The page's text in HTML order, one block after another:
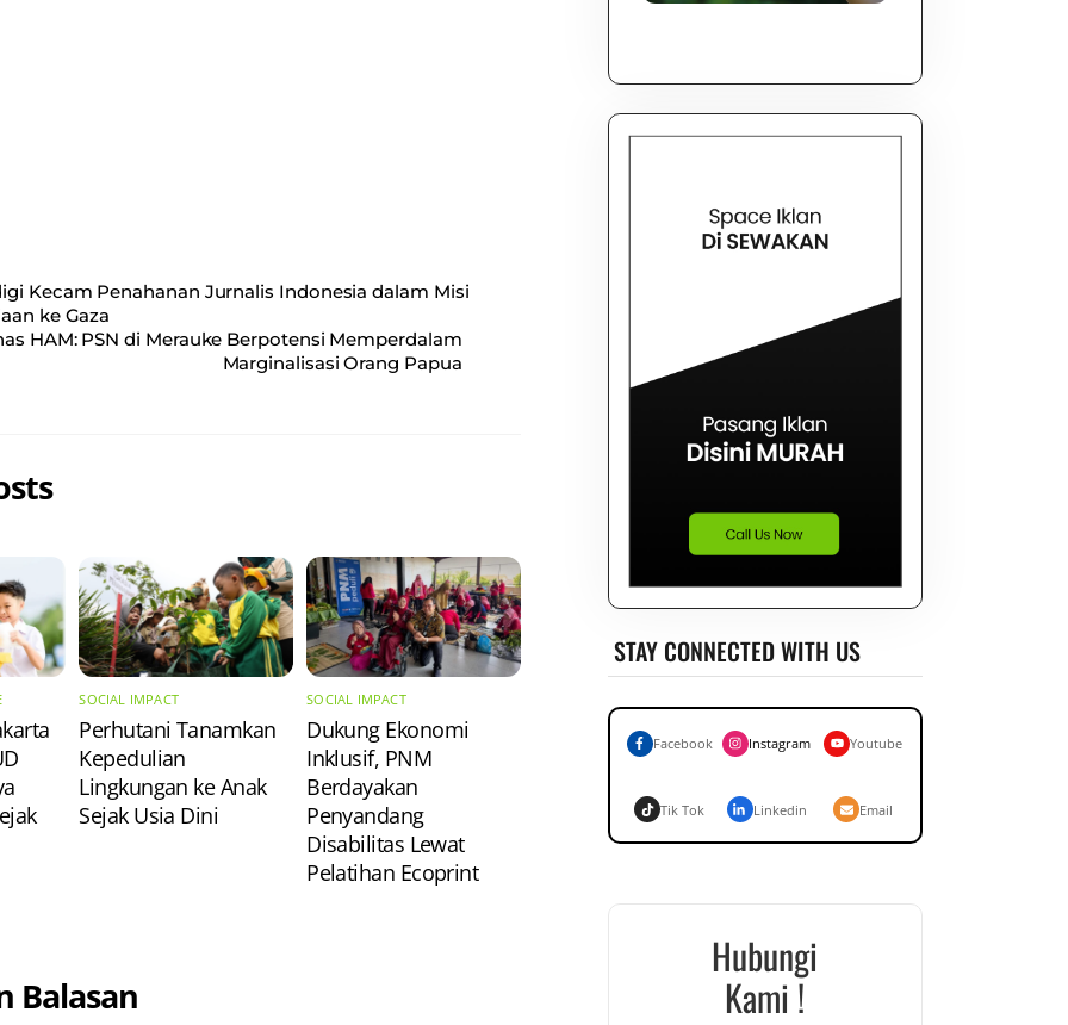
Kecam Penahanan Jurnalis Indonesia dalam Misi
ke Gaza
HAM: PSN di Merauke Berpotensi Memperdalam
Marginalisasi Orang Papua
SOCIAL IMPACT
Perhutani Tanamkan
Kepedulian
Lingkungan ke Anak
Sejak Usia Dini
SOCIAL IMPACT
Dukung Ekonomi
Inklusif, PNM
Berdayakan
Penyandang
Disabilitas Lewat
Pelatihan Ecoprint
Balasan
STAY CONNECTED WITH US
Facebook Instagram Youtube
Tik Tok Linkedin Email
Hubungi
Kami !